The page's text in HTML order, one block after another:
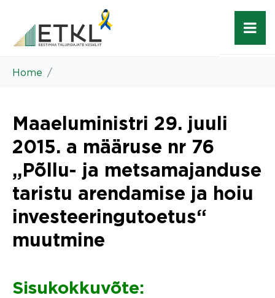
Home
Maaeluministri 29. juuli
2015. a määruse nr 76
„Põllu- ja metsamajanduse
taristu arendamise ja hoiu
investeeringutoetus“
muutmine
Sisukokkuvõte: